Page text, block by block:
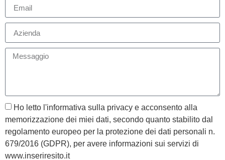
Ho letto l'informativa sulla privacy e acconsento alla
memorizzazione dei miei dati, secondo quanto stabilito dal
regolamento europeo per la protezione dei dati personali n.
679/2016 (GDPR), per avere informazioni sui servizi di
www.inseriresito.it